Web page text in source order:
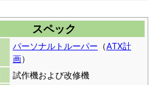
スペック
パーソナルトルーパー （ATX計
画）
試作機および改修機